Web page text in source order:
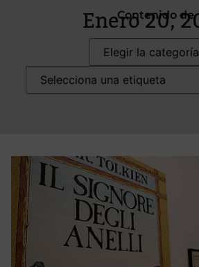
Contenido de
Enero 20,